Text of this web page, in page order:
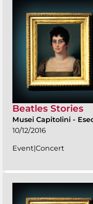
Beatles Stories
Musei Capitolini -
10/12/2016
Event|Concert